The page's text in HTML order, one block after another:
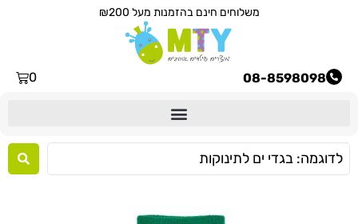
משלוחים חינם בהזמנות מעל ₪200
08-8598098
0